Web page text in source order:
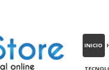
INICIO